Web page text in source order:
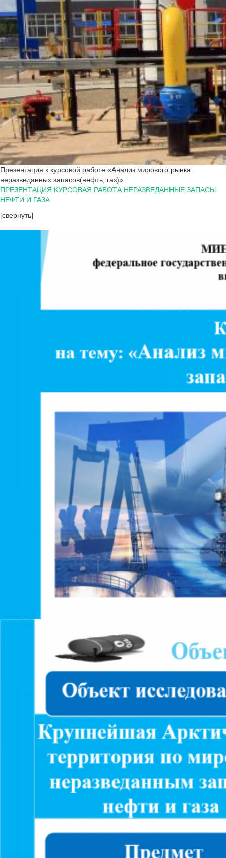
Презентация к курсовой работе:«Анализ мирового рынка
неразведанных запасов(нефть, газ)»
ПРЕЗЕНТАЦИЯ КУРСОВАЯ РАБОТА НЕРАЗВЕДАННЫЕ ЗАПАСЫ
НЕФТИ И ГАЗА
[свернуть]